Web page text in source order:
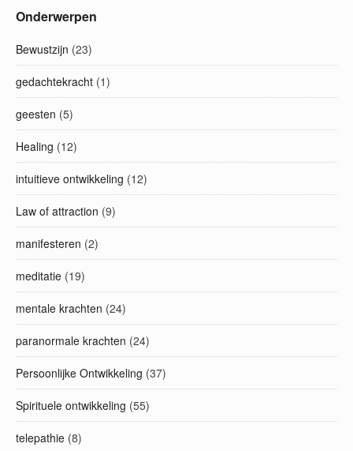
Onderwerpen
Bewustzijn (23)
gedachtekracht (1)
geesten (5)
Healing (12)
intuitieve ontwikkeling (12)
Law of attraction (9)
manifesteren (2)
meditatie (19)
mentale krachten (24)
paranormale krachten (24)
Persoonlijke Ontwikkeling (37)
Spirituele ontwikkeling (55)
telepathie (8)